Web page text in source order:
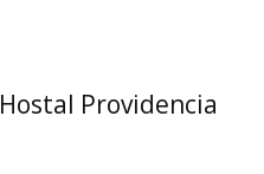
Providencia